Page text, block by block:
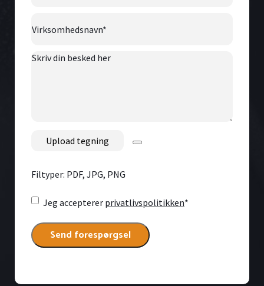
Skriv
Filtyper: PDF, JPG, PNG
Consent*
Jeg accepterer privatlivspolitikken*